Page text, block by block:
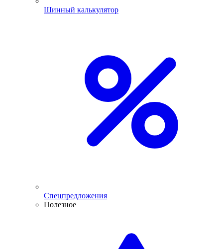
Шинный калькулятор
Спецпредложения
Полезное